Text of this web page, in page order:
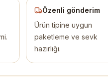
Özenli gönderim
Ürün tipine uygun
paketleme ve sevk
hazırlığı.